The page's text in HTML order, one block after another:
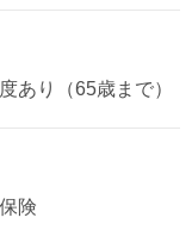
あり（65歳まで）
険